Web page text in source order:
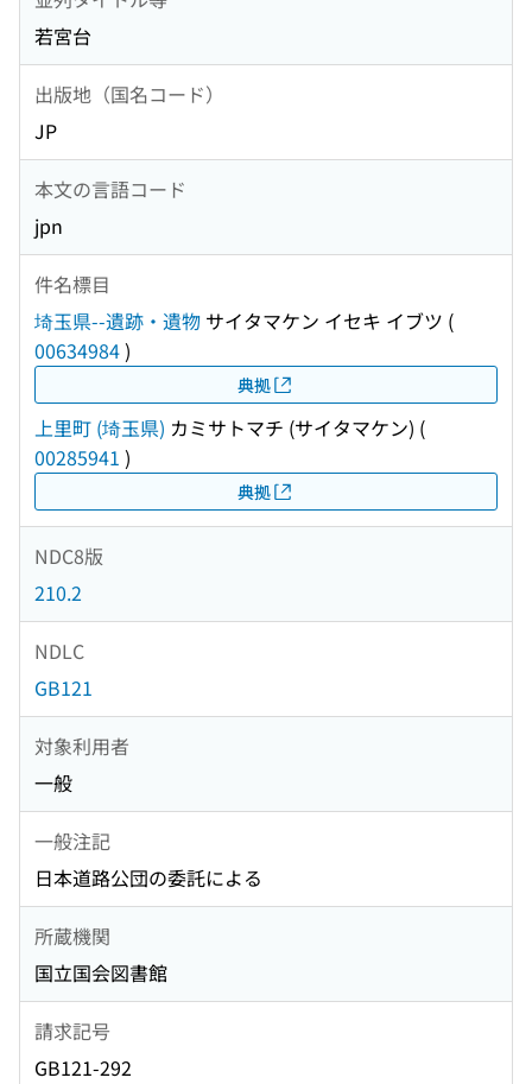
若宮台
出版地（国名コード）
JP
本文の言語コード
jpn
件名標目
埼玉県--遺跡・遺物 サイタマケン イセキ イブツ (
00634984)
典拠
上里町 (埼玉県) カミサトマチ (サイタマケン) (
00285941 )
典拠
NDC8版
210.2
NDLC
GB121
対象利用者
一般
一般注記
日本道路公団の委託による
所蔵機関
国立国会図書館
請求記号
GB121-292